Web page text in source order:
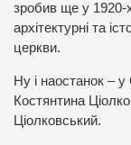
зробив ще у 1920-
архітектурні та
церкви.
Ну і наостанок –
Костянтина
Ціолковський.